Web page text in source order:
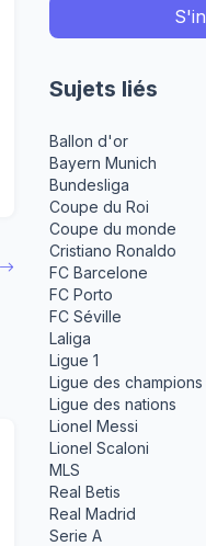
Sujets liés
Ballon d'or
Bayern Munich
Bundesliga
Coupe du Roi
Coupe du monde
Cristiano Ronaldo
FC Barcelone
FC Porto
FC Séville
Laliga
Ligue 1
Ligue des champions
Ligue des nations
Lionel Messi
Lionel Scaloni
MLS
Real Betis
Real Madrid
Serie A